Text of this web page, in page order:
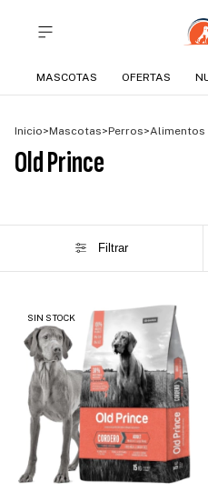
MASCOTAS OFERTAS
Inicio>Mascotas>Perros>Alimentos
Old Prince
Filtrar
SIN STOCK